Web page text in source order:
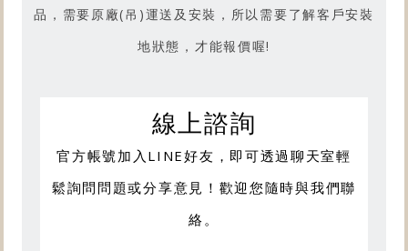
品，需要原廠(吊)運送及安裝，所以需要了解客戶安裝
地狀態，才能報價喔!
線上諮詢
官方帳號加入LINE好友，即可透過聊天室輕
鬆詢問問題或分享意見！歡迎您隨時與我們聯
絡。